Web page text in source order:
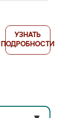
УЗНАТЬ
ПОДРОБНОСТИ